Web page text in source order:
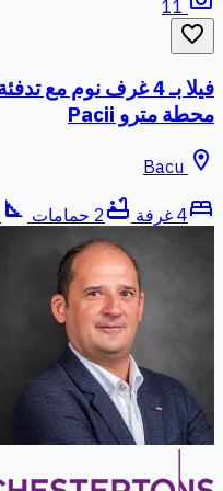
favorite_border
محطة مترو Pacii
location_on
bed4 غرفة bathtub2 حمامات square_foot